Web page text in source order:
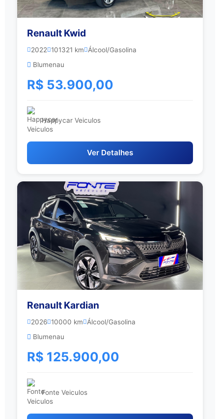
Renault Kwid
2022 101321 km
Álcool/Gasolina
Blumenau
R$ 53.900,00
Happycar Veiculos
Ver Detalhes
Renault Kardian
2026 10000 km
Álcool/Gasolina
Blumenau
R$ 125.900,00
Fonte Veiculos